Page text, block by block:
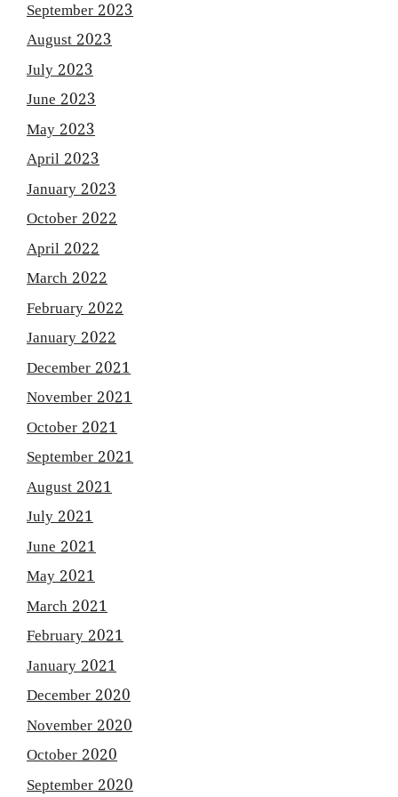
September 2023
August 2023
July 2023
June 2023
May 2023
April 2023
January 2023
October 2022
April 2022
March 2022
February 2022
January 2022
December 2021
November 2021
October 2021
September 2021
August 2021
July 2021
June 2021
May 2021
March 2021
February 2021
January 2021
December 2020
November 2020
October 2020
September 2020